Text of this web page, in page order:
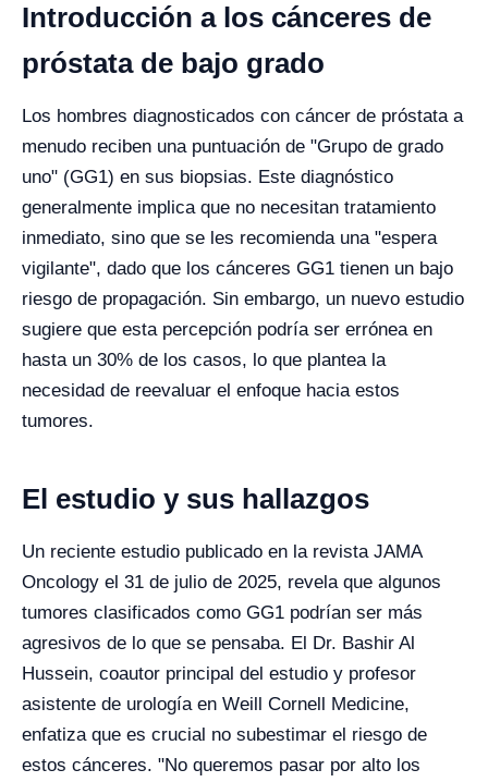
Introducción a los cánceres de
próstata de bajo grado
Los hombres diagnosticados con cáncer de próstata a
menudo reciben una puntuación de "Grupo de grado
uno" (GG1) en sus biopsias. Este diagnóstico
generalmente implica que no necesitan tratamiento
inmediato, sino que se les recomienda una "espera
vigilante", dado que los cánceres GG1 tienen un bajo
riesgo de propagación. Sin embargo, un nuevo estudio
sugiere que esta percepción podría ser errónea en
hasta un 30% de los casos, lo que plantea la
necesidad de reevaluar el enfoque hacia estos
tumores.
El estudio y sus hallazgos
Un reciente estudio publicado en la revista JAMA
Oncology el 31 de julio de 2025, revela que algunos
tumores clasificados como GG1 podrían ser más
agresivos de lo que se pensaba. El Dr. Bashir Al
Hussein, coautor principal del estudio y profesor
asistente de urología en Weill Cornell Medicine,
enfatiza que es crucial no subestimar el riesgo de
estos cánceres. "No queremos pasar por alto los